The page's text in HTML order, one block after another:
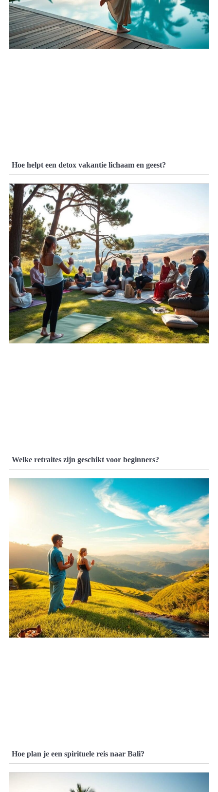
Hoe helpt een detox vakantie lichaam en geest?
Welke retraites zijn geschikt voor beginners?
Hoe plan je een spirituele reis naar Bali?